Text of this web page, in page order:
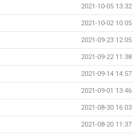
2021-10-05 13:32
2021-10-02 10:05
2021-09-23 12:05
2021-09-22 11:38
2021-09-14 14:57
2021-09-01 13:46
2021-08-30 16:03
2021-08-20 11:37